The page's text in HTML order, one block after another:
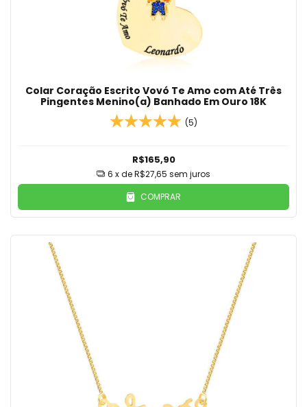
Colar Coração Escrito Vovó Te Amo com Até Três
Pingentes Menino(a) Banhado Em Ouro 18K
(5)
R$165,90
6 x deR$27,65 sem juros
COMPRAR